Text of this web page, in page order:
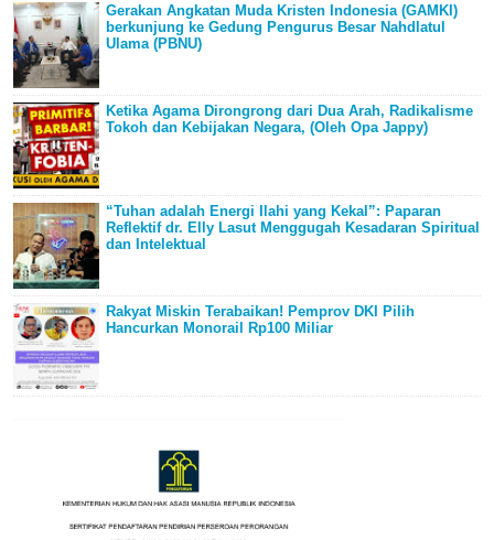
Gerakan Angkatan Muda Kristen Indonesia (GAMKI)
berkunjung ke Gedung Pengurus Besar Nahdlatul
Ulama (PBNU)
Ketika Agama Dirongrong dari Dua Arah, Radikalisme
Tokoh dan Kebijakan Negara, (Oleh Opa Jappy)
“Tuhan adalah Energi Ilahi yang Kekal”: Paparan
Reflektif dr. Elly Lasut Menggugah Kesadaran Spiritual
dan Intelektual
Rakyat Miskin Terabaikan! Pemprov DKI Pilih
Hancurkan Monorail Rp100 Miliar